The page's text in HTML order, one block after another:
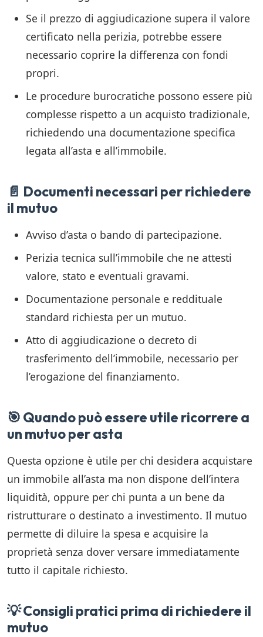
Se il prezzo di aggiudicazione supera il valore
certificato nella perizia, potrebbe essere
necessario coprire la differenza con fondi
propri.
Le procedure burocratiche possono essere più
complesse rispetto a un acquisto tradizionale,
richiedendo una documentazione specifica
legata all’asta e all’immobile.
📄 Documenti necessari per richiedere
il mutuo
Avviso d’asta o bando di partecipazione.
Perizia tecnica sull’immobile che ne attesti
valore, stato e eventuali gravami.
Documentazione personale e reddituale
standard richiesta per un mutuo.
Atto di aggiudicazione o decreto di
trasferimento dell’immobile, necessario per
l’erogazione del finanziamento.
🎯 Quando può essere utile ricorrere a
un mutuo per asta
Questa opzione è utile per chi desidera acquistare
un immobile all’asta ma non dispone dell’intera
liquidità, oppure per chi punta a un bene da
ristrutturare o destinato a investimento. Il mutuo
permette di diluire la spesa e acquisire la
proprietà senza dover versare immediatamente
tutto il capitale richiesto.
💡 Consigli pratici prima di richiedere il
mutuo